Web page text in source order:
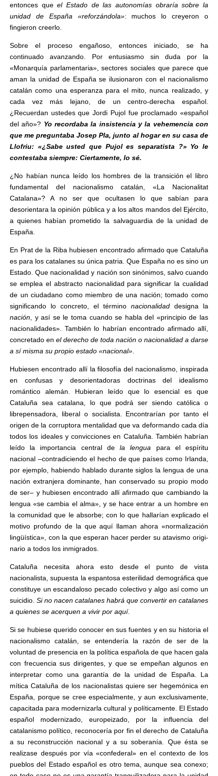
entonces queel Es­tado de las autonomías obraría so­bre la
unidad de España «reforzándola»: muchos lo creyeron o
fingieron creerlo.
Sobre el proceso engañoso, en­tonces iniciado, se ha
continuado avanzando. Por entusiasmo sin du­da por la
«Monarquía parlamentaria», sectores sociales que parece que
aman la unidad de España se ilusionaron con el nacionalismo
catalán como una esperanza para el mito, nunca realizado, y
cada vez más lejano, de un centro-derecha español.
¿Recuerdan ustedes que Jordi Pujol fue proclamado «es­pañol
del año»? Yo recordaba la insistencia y la vehemencia con
que me preguntaba Josep Pla, junto al hogar en su casa de
Llofriu: «¿Sabe usted que Pujol es separatista ?» Yo le
contestaba siempre: Ciertamen­te, lo sé.
¿No habían nunca leído los hom­bres de la transición el libro
funda­mental del nacionalismo catalán, «La Nacionalitat
Catalana»? A no ser que ocultasen lo que sabían para
desorientara la opinión públi­ca y a los altos mandos del Ejército,
a quienes habían prometido la sal­vaguardia de la unidad de
España.
En Prat de la Riba hubiesen encontrado afirmado que Cataluña
es para los catalanes su única patria. Que España no es sino un
Estado. Que nacionalidad y nación son sinónimos, salvo cuando
se em­plea el abstracto nacionalidad para significar la cualidad
de un ciuda­dano como miembro de una na­ción; tomado como
significando lo concreto, el término nacionalidad designa la
nación , y así se le toma cuando se habla del «principio de las
nacionalidades». También lo habrían encontrado afirmado allí,
concretado en el derecho de toda nación o nacionalidad a darse
a sí misma su propio estado «nacio­nal»
Hubiesen encontrado allí la filo­sofía del nacionalismo, inspirada
en confusas y desorientadoras doctrinas del idealismo
romántico alemán. Hubieran leído que lo esencial es que
Cataluña sea cata­lana, lo que podrá ser siendo católica o
librepensadora, liberal o socialista. Encontrarían por tanto el
origen de la corruptora mentalidad que va deformando cada día
todos los ideales y convicciones en Cata­luña. También habrían
leído la im­portancia central dela lengua para el espíritu
nacional –contradicien­do el hecho de que países como Irlanda,
por ejemplo, habiendo ha­blado durante siglos la lengua de una
nación extranjera dominante, han conservado su propio modo
de ser– y hubiesen encontrado allí afir­mado que cambiando la
lengua «se cambia el alma», y se hace en­trar a un hombre en
la comunidad que le absorbe; con lo que hallarían explicado el
motivo profundo de la que aquí llaman ahora «normaliza­ción
lingüística», con la que espe­ran hacer perder su atavismo origi­
nario a todos los inmigrados.
Cataluña necesita ahora esto desde el punto de vista
nacionalis­ta, supuesta la espantosa esterili­dad demográfica que
constituye un escandaloso pecado colectivo y al­go así como un
suicidio. Si no na­cen catalanes habrá que convertir en catalanes
a quienes se acerquen a vivir por aquí.
Si se hubiese querido conocer en sus fuentes y en su historia el
na­cionalismo catalán, se entendería la razón de ser de la
voluntad de presencia en la política española de que hacen gala
con frecuencia sus dirigentes, y que se empeñan al­gunos en
interpretar como una ga­rantía de la unidad de España. La
mítica Cataluña de los nacionalis­tas quiere ser hegemónica en
Es­paña, porque se cree especialmen­te, y aun exclusivamente,
capaci­tada para modernizarla cultural y políticamente. El Estado
español modernizado, europeizado, por la influencia del
catalanismo político, reconocería por fin el derecho de Cataluña
a su reconstrucción na­cional y a su soberanía. Que ésta se
realizase después por vía «confe­deral» en el contexto de los
pue­blos del Estado español es otro te­ma, aunque sea conexo;